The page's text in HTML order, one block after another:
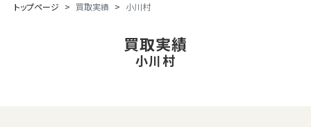
トップページ 買取実績 小川村
買取実績
小川村